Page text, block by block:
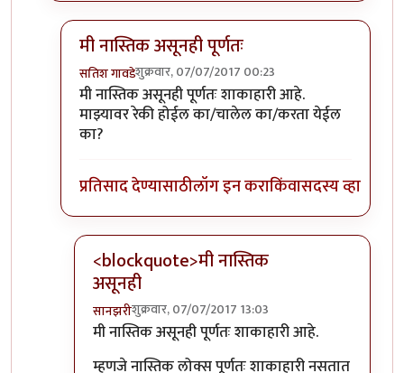
मी नास्तिक असूनही पूर्णतः
सतिश गावडेशुक्रवार, 07/07/2017 00:23
In reply toतुमचा दुसरा प्रश्न मलाही पडला
मी नास्तिक असूनही पूर्णतः शाकाहारी आहे.
माझ्यावर रेकी होईल का/चालेल का/करता येईल
का?
प्रतिसाद देण्यासाठीलॉग इन कराकिंवासदस्य व्हा
<blockquote>मी नास्तिक
असूनही
सानझरीशुक्रवार, 07/07/2017 13:03
In reply toमी नास्तिक असूनही पूर्णतःby
मी नास्तिक असूनही पूर्णतः शाकाहारी आहे.
म्हणजे नास्तिक लोक्स पूर्णतः शाकाहारी नसतात